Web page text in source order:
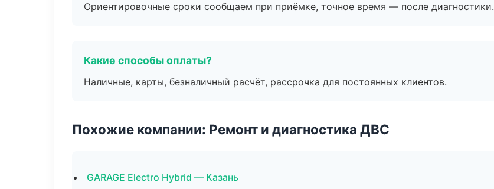
Ориентировочные сроки сообщаем при приёмке, точное время — после диагностики.
Какие способы оплаты?
Наличные, карты, безналичный расчёт, рассрочка для постоянных клиентов.
Похожие компании: Ремонт и диагностика ДВС
GARAGE Electro Hybrid — Казань